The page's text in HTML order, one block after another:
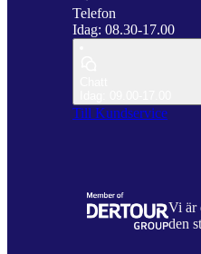
Telefon
Idag: 08.30-17.00
Till Kundservice
Vi är
den